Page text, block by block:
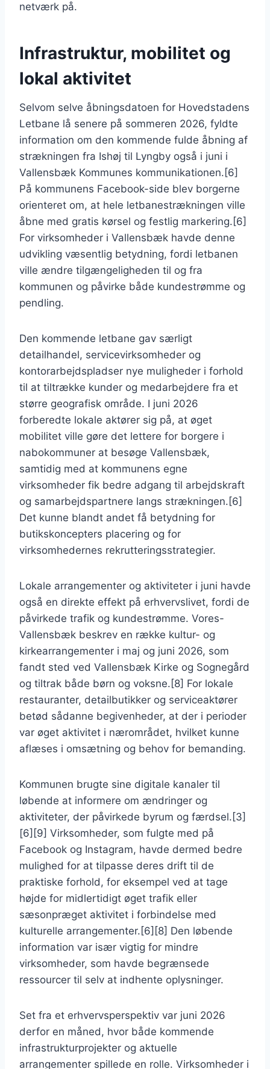
netværk på.
Infrastruktur, mobilitet og
lokal aktivitet
Selvom selve åbningsdatoen for Hovedstadens
Letbane lå senere på sommeren 2026, fyldte
information om den kommende fulde åbning af
strækningen fra Ishøj til Lyngby også i juni i
Vallensbæk Kommunes kommunikationen.[6]
På kommunens Facebook-side blev borgerne
orienteret om, at hele letbanestrækningen ville
åbne med gratis kørsel og festlig markering.[6]
For virksomheder i Vallensbæk havde denne
udvikling væsentlig betydning, fordi letbanen
ville ændre tilgængeligheden til og fra
kommunen og påvirke både kundestrømme og
pendling.
Den kommende letbane gav særligt
detailhandel, servicevirksomheder og
kontorarbejdspladser nye muligheder i forhold
til at tiltrække kunder og medarbejdere fra et
større geografisk område. I juni 2026
forberedte lokale aktører sig på, at øget
mobilitet ville gøre det lettere for borgere i
nabokommuner at besøge Vallensbæk,
samtidig med at kommunens egne
virksomheder fik bedre adgang til arbejdskraft
og samarbejdspartnere langs strækningen.[6]
Det kunne blandt andet få betydning for
butikskoncepters placering og for
virksomhedernes rekrutteringsstrategier.
Lokale arrangementer og aktiviteter i juni havde
også en direkte effekt på erhvervslivet, fordi de
påvirkede trafik og kundestrømme. Vores-
Vallensbæk beskrev en række kultur- og
kirkearrangementer i maj og juni 2026, som
fandt sted ved Vallensbæk Kirke og Sognegård
og tiltrak både børn og voksne.[8] For lokale
restauranter, detailbutikker og serviceaktører
betød sådanne begivenheder, at der i perioder
var øget aktivitet i nærområdet, hvilket kunne
aflæses i omsætning og behov for bemanding.
Kommunen brugte sine digitale kanaler til
løbende at informere om ændringer og
aktiviteter, der påvirkede byrum og færdsel.[3]
[6][9] Virksomheder, som fulgte med på
Facebook og Instagram, havde dermed bedre
mulighed for at tilpasse deres drift til de
praktiske forhold, for eksempel ved at tage
højde for midlertidigt øget trafik eller
sæsonpræget aktivitet i forbindelse med
kulturelle arrangementer.[6][8] Den løbende
information var især vigtig for mindre
virksomheder, som havde begrænsede
ressourcer til selv at indhente oplysninger.
Set fra et erhvervsperspektiv var juni 2026
derfor en måned, hvor både kommende
infrastrukturprojekter og aktuelle
arrangementer spillede en rolle. Virksomheder i